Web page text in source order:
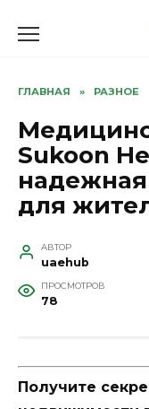
ГЛАВНАЯ » РАЗНОЕ
Sukoon
для
АВТОР
uaehub
ПРОСМОТРОВ
78
Получите